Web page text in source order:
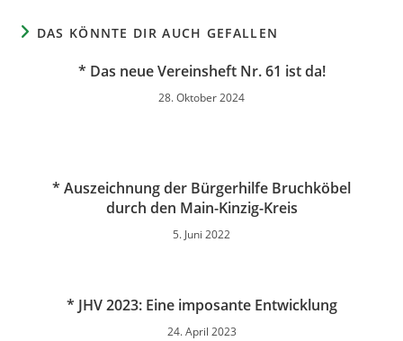
DAS KÖNNTE DIR AUCH GEFALLEN
* Das neue Vereinsheft Nr. 61 ist da!
28. Oktober 2024
* Auszeichnung der Bürgerhilfe Bruchköbel
durch den Main-Kinzig-Kreis
5. Juni 2022
* JHV 2023: Eine imposante Entwicklung
24. April 2023